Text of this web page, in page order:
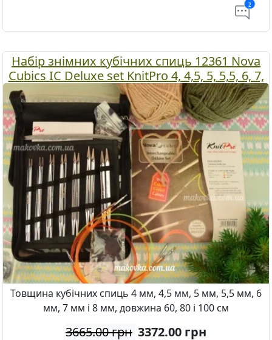
2
Набір знімних кубічних спиць 12361 Nova
Cubics IC Deluxe set KnitPro 4, 4,5, 5, 5,5, 6, 7,
8мм + кабелі
Товщина кубічних спиць 4 мм, 4,5 мм, 5 мм, 5,5 мм, 6
мм, 7 мм і 8 мм, довжина 60, 80 і 100 см
3665.00 грн 3372.00 грн